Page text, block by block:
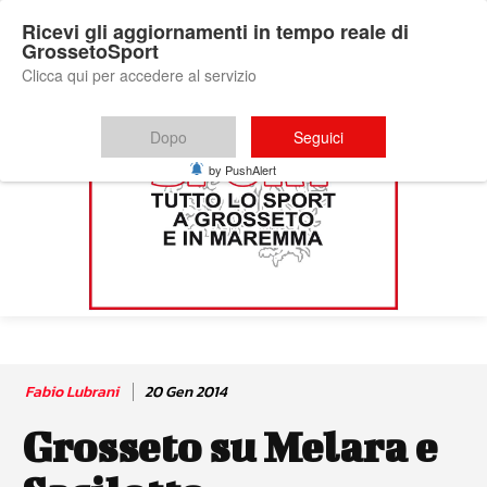
Fabio Lubrani 20 Gen 2014
Grosseto su Melara e
Ricevi gli aggiornamenti in tempo reale di
GrossetoSport
Clicca qui per accedere al servizio
Dopo Seguici
by PushAlert